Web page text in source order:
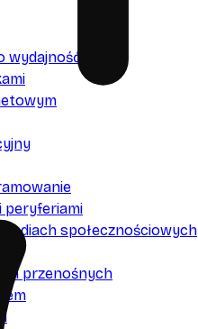
wydajność
peryferiami
społecznościowych
przenośnych